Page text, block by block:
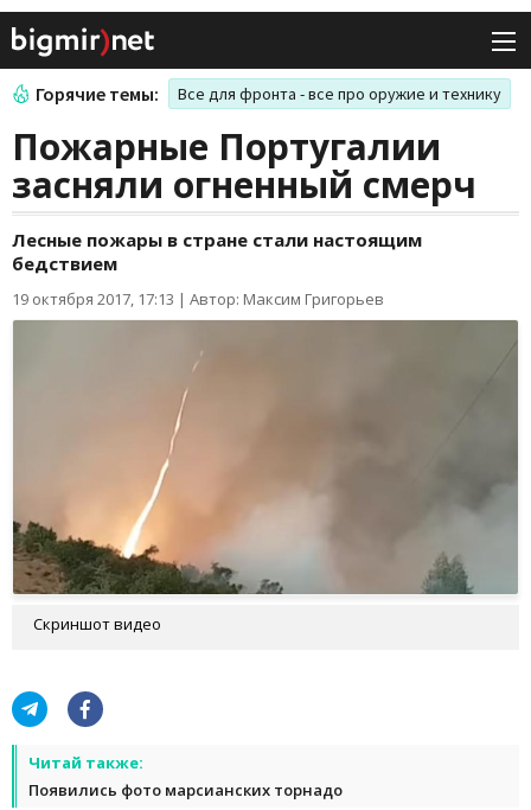
Горячие темы: Все для фронта - все про оружие и технику
Пожарные Португалии
засняли огненный смерч
Лесные пожары в стране стали настоящим
бедствием
19 октября 2017, 17:13 | Автор: Максим Григорьев
Скриншот видео
Читай также:
Появились фото марсианских торнадо